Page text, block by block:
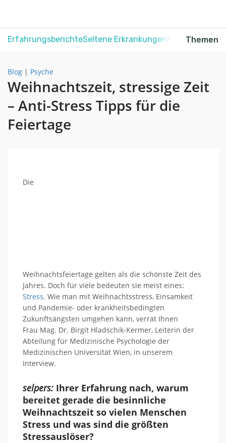
ErfahrungsberichteSeltene ErkrankungenKrebsThemen
Blog | Psyche
Weihnachtszeit, stressige Zeit
– Anti-Stress Tipps für die
Feiertage
Die
Weihnachtsfeiertage gelten als die schönste Zeit des
Jahres. Doch für viele bedeuten sie meist eines:
Stress. Wie man mit Weihnachtsstress, Einsamkeit
und Pandemie- oder krankheitsbedingten
Zukunftsängsten umgehen kann, verrät Ihnen
Frau Mag. Dr. Birgit Hladschik-Kermer, Leiterin der
Abteilung für Medizinische Psychologie der
Medizinischen Universität Wien, in unserem
Interview.
selpers: Ihrer Erfahrung nach, warum
bereitet gerade die besinnliche
Weihnachtszeit so vielen Menschen
Stress und was sind die größten
Stressauslöser?